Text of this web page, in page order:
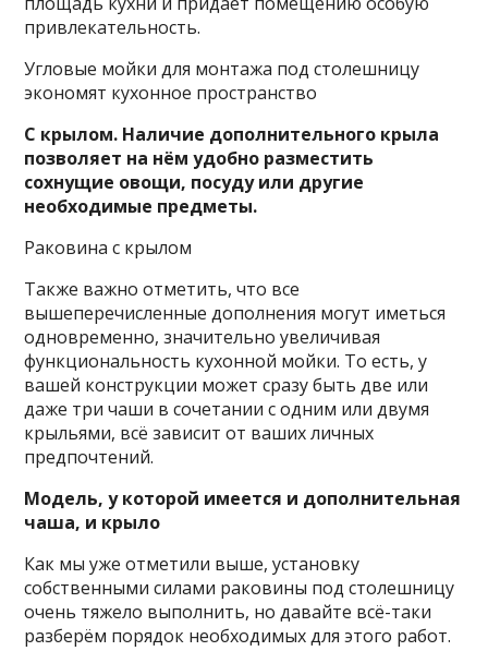
привлекательность.
Угловые мойки для монтажа под столешницу
экономят кухонное пространство
С крылом. Наличие дополнительного крыла
позволяет на нём удобно разместить
сохнущие овощи, посуду или другие
необходимые предметы.
Раковина с крылом
Также важно отметить, что все
вышеперечисленные дополнения могут иметься
одновременно, значительно увеличивая
функциональность кухонной мойки. То есть, у
вашей конструкции может сразу быть две или
даже три чаши в сочетании с одним или двумя
крыльями, всё зависит от ваших личных
предпочтений.
Модель, у которой имеется и дополнительная
чаша, и крыло
Как мы уже отметили выше, установку
собственными силами раковины под столешницу
очень тяжело выполнить, но давайте всё-таки
разберём порядок необходимых для этого работ.